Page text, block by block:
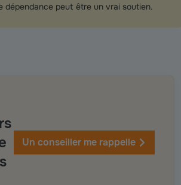
dépendance peut être un vrai soutien.
Un conseiller me rappelle